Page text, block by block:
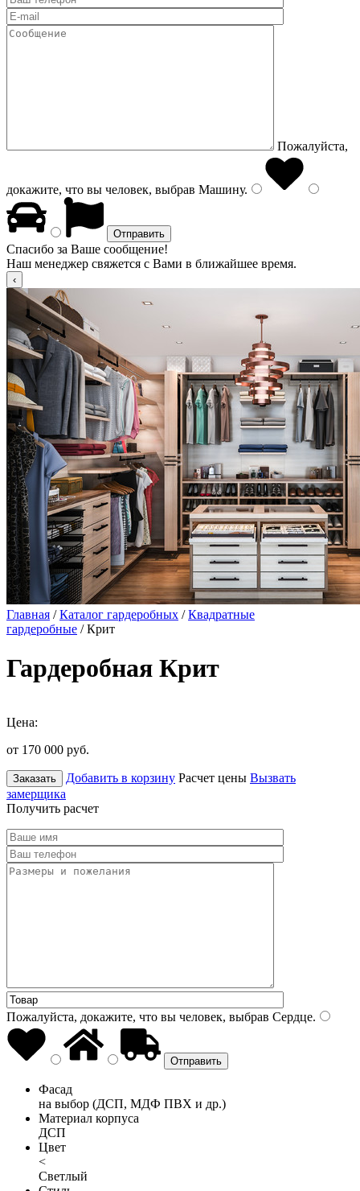
Пожалуйста,
докажите, что вы человек, выбрав Машину.
Спасибо за Ваше сообщение!
Наш менеджер свяжется с Вами в ближайшее время.
Главная /Каталог гардеробных /Квадратные
гардеробные / Крит
Гардеробная Крит
Цена:
от 170 000 руб.
Заказать Добавить в корзину Расчет цены Вызвать
замерщика
Получить расчет
Пожалуйста, докажите, что вы человек, выбрав Сердце.
Фасад
на выбор (ДСП, МДФ ПВХ и др.)
Материал корпуса
ДСП
Цвет
<
Светлый